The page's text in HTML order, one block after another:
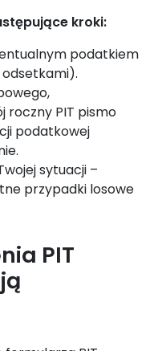
kroki:
podatkiem
roczny PIT pismo
podatkowej
sytuacji –
przypadki losowe
PIT